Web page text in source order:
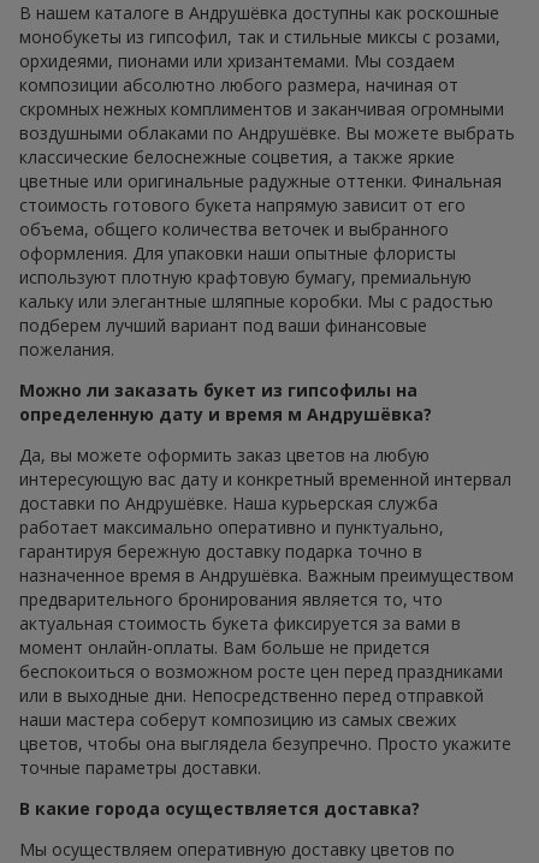
В нашем каталоге в Андрушёвка доступны как роскошные
монобукеты из гипсофил, так и стильные миксы с розами,
орхидеями, пионами или хризантемами. Мы создаем
композиции абсолютно любого размера, начиная от
скромных нежных комплиментов и заканчивая огромными
воздушными облаками по Андрушёвке. Вы можете выбрать
классические белоснежные соцветия, а также яркие
цветные или оригинальные радужные оттенки. Финальная
стоимость готового букета напрямую зависит от его
объема, общего количества веточек и выбранного
оформления. Для упаковки наши опытные флористы
используют плотную крафтовую бумагу, премиальную
кальку или элегантные шляпные коробки. Мы с радостью
подберем лучший вариант под ваши финансовые
пожелания.
Можно ли заказать букет из гипсофилы на
определенную дату и время м Андрушёвка?
Да, вы можете оформить заказ цветов на любую
интересующую вас дату и конкретный временной интервал
доставки по Андрушёвке. Наша курьерская служба
работает максимально оперативно и пунктуально,
гарантируя бережную доставку подарка точно в
назначенное время в Андрушёвка. Важным преимуществом
предварительного бронирования является то, что
актуальная стоимость букета фиксируется за вами в
момент онлайн-оплаты. Вам больше не придется
беспокоиться о возможном росте цен перед праздниками
или в выходные дни. Непосредственно перед отправкой
наши мастера соберут композицию из самых свежих
цветов, чтобы она выглядела безупречно. Просто укажите
точные параметры доставки.
В какие города осуществляется доставка?
Мы осуществляем оперативную доставку цветов по